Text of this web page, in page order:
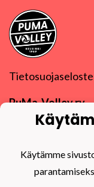
Tietosuojaseloste
PuMa-Volley ry
Y-tunnus
puma@puma-
Linkki muihin
PuMa-Webmail
Käytämme